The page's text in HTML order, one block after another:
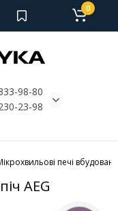
98-80
23-98
0
печі вбудовані
AEG